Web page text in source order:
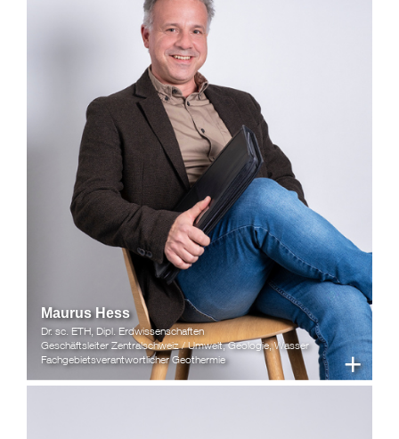
+
Maurus Hess
Dr. sc. ETH, Dipl. Erdwissenschaften
Geschäftsleiter Zentralschweiz / Umwelt, Geologie, Wasser
Fachgebietsverantwortlicher Geothermie